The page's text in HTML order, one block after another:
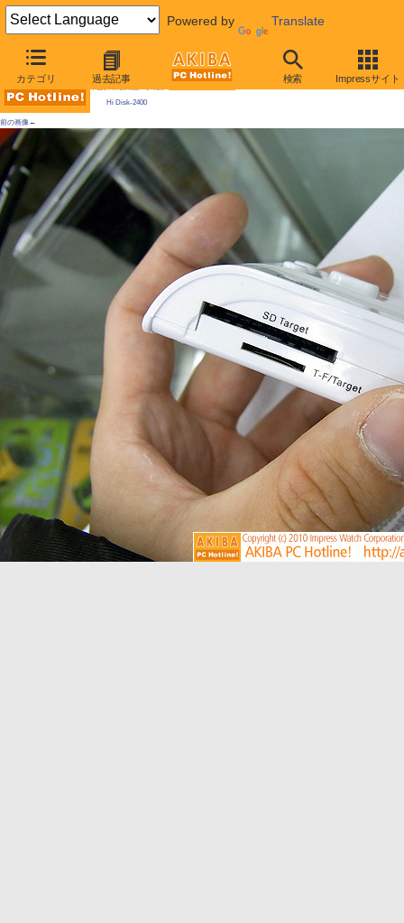
Powered by Translate
カテゴリ 過去記事 検索 Impressサイト
AKIBA PC Hotline! 2010年1月23日号
Hi Disk-2400
前の画像←